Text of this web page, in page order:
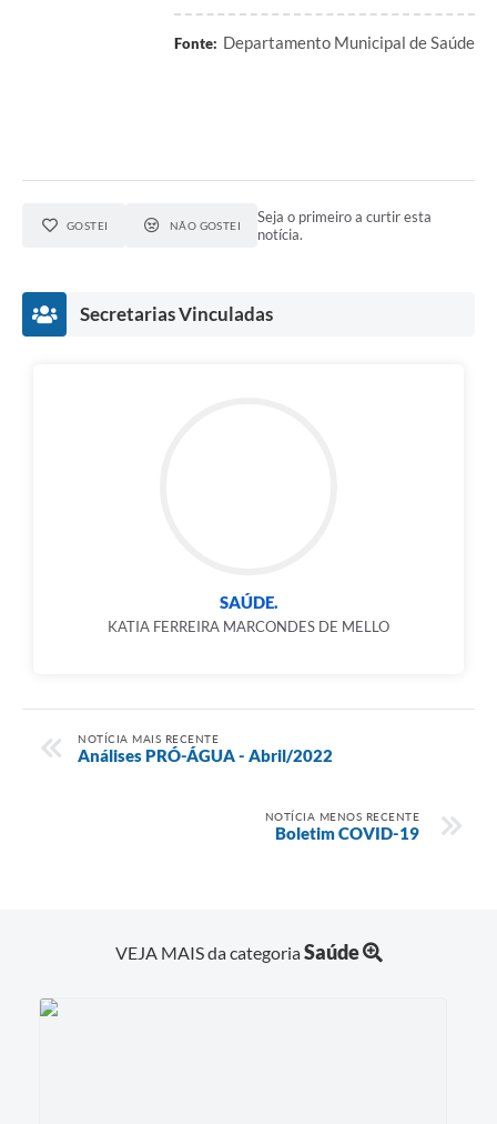
Fonte: Departamento Municipal de Saúde
GOSTEI NÃO GOSTEI
Seja o primeiro a curtir esta
notícia.
Secretarias Vinculadas
SAÚDE.
KATIA FERREIRA MARCONDES DE MELLO
NOTÍCIA MAIS RECENTE
Análises PRÓ-ÁGUA - Abril/2022
NOTÍCIA MENOS RECENTE
Boletim COVID-19
VEJA MAIS da categoriaSaúde